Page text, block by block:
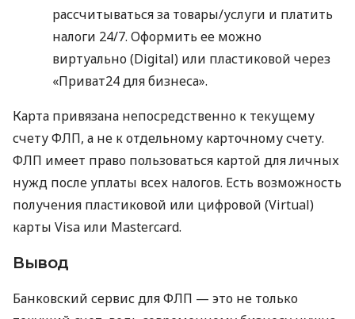
рассчитываться за товары/услуги и платить
налоги 24/7. Оформить ее можно
виртуально (Digital) или пластиковой через
«Приват24 для бизнеса».
Карта привязана непосредственно к текущему
счету ФЛП, а не к отдельному карточному счету.
ФЛП имеет право пользоваться картой для личных
нужд после уплаты всех налогов. Есть возможность
получения пластиковой или цифровой (Virtual)
карты Visa или Mastercard.
Вывод
Банковский сервис для ФЛП — это не только